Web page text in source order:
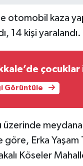
otomobil kaza
14 kişi yaralandı.
Görüntüle
göre, Erka
Köseler